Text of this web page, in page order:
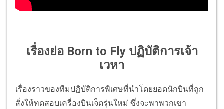
เรื่องย่อ Born to Fly ปฏิบัติการเจ้า
เวหา
เรื่องราวของทีมปฏิบัติการพิเศษที่นำโดยยอดนักบินที่ถูก
สั่งให้ทดสอบเครื่องบินเจ็ตรุ่นใหม่ ซึ่งจะพาพวกเขา